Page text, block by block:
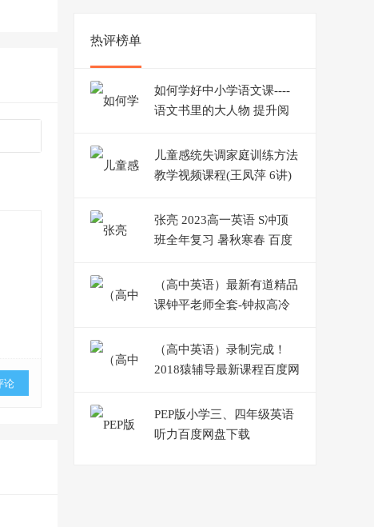
论
热评榜单
如何学好中小学语文课----
语文书里的大人物 提升阅
儿童感统失调家庭训练方法
教学视频课程(王凤萍 6讲)
张亮 2023高一英语 S冲顶
班全年复习 暑秋寒春 百度
（高中英语）最新有道精品
课钟平老师全套-钟叔高冷
（高中英语）录制完成！
2018猿辅导最新课程百度网
帮-语法
PEP版小学三、四年级英语
听力百度网盘下载